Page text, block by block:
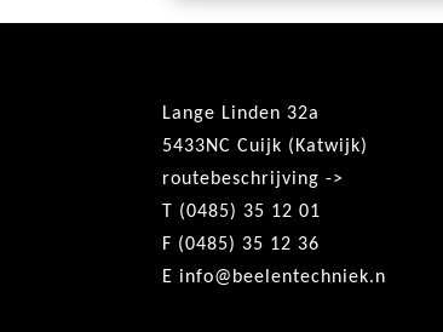
Lange Linden 32a
5433NC Cuijk (Katwijk)
routebeschrijving ->
T (0485) 35 12 01
F (0485) 35 12 36
E info@beelentechniek.n